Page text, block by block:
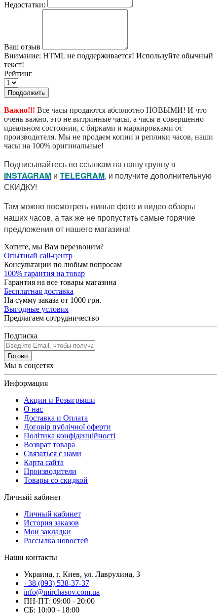
Недостатки:
Ваш отзыв
Внимание: HTML не поддерживается! Используйте обычный
текст!
Рейтинг
Продолжить
Важно!!! Все часы продаются абсолютно НОВЫМИ! И что
очень важно, это не витринные часы, а часы в совершенно
идеальном состоянии, с бирками и маркировками от
производителя. Мы не продаем копии и реплики часов, наши
часы на 100% оригинальные!
Подписывайтесь по ссылкам на нашу группу в
INSTAGRAM и TELEGRAM, и получите дополнительную
СКИДКУ!
Там можно посмотреть живые фото и видео обзоры
наших часов, а так же не пропустить самые горячие
предложения от нашего магазина!
Хотите, мы Вам перезвоним?
Опытный call-центр
Консультации по любым вопросам
100% гарантия на товар
Гарантия на все товары магазина
Бесплатная доставка
На сумму заказа от 1000 грн.
Выгодные условия
Предлагаем сотрудничество
Подписка
Готово
Мы в соцсетях
Информация
Акции и Розыгрыши
О нас
Доставка и Оплата
Договір публічної оферти
Політика конфіденційності
Возврат товара
Связаться с нами
Карта сайта
Производители
Товары со скидкой
Личный кабинет
Личный кабинет
История заказов
Мои закладки
Рассылка новостей
Наши контакты
Украина, г. Киев, ул. Лаврухина, 3
+38 (093) 538-37-37
info@mirchasov.com.ua
ПН-ПТ: 09:00 - 20:00
СБ: 10:00 - 18:00